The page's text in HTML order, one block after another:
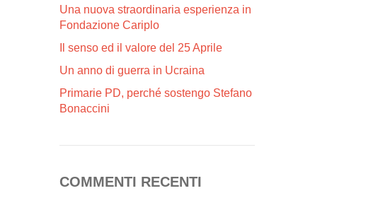
Una nuova straordinaria esperienza in
Fondazione Cariplo
Il senso ed il valore del 25 Aprile
Un anno di guerra in Ucraina
Primarie PD, perché sostengo Stefano
Bonaccini
COMMENTI RECENTI